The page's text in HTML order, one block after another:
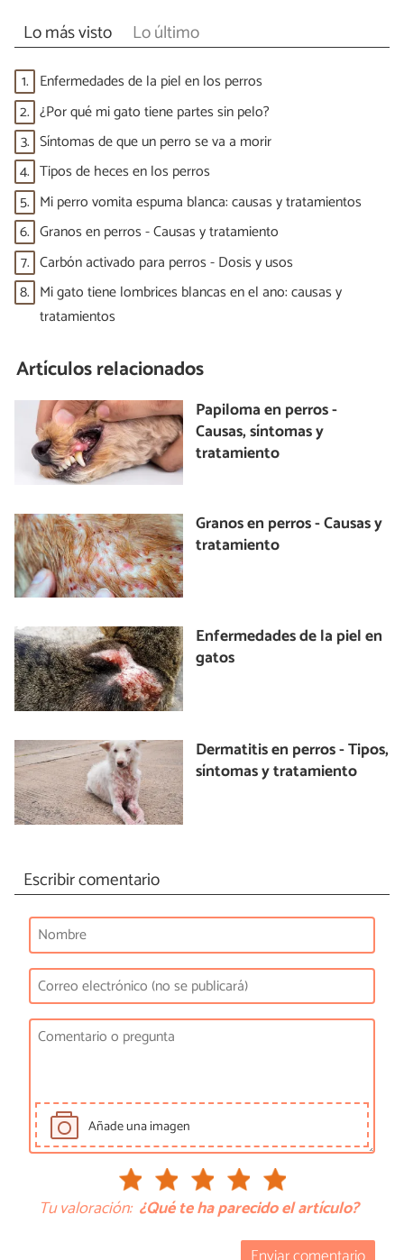
Lo más visto Lo último
1. Enfermedades de la piel en los perros
2. ¿Por qué mi gato tiene partes sin pelo?
3. Síntomas de que un perro se va a morir
4. Tipos de heces en los perros
5. Mi perro vomita espuma blanca: causas y tratamientos
6. Granos en perros - Causas y tratamiento
7. Carbón activado para perros - Dosis y usos
8. Mi gato tiene lombrices blancas en el ano: causas y
tratamientos
Artículos relacionados
Papiloma en perros -
Causas, síntomas y
tratamiento
Granos en perros - Causas y
tratamiento
Enfermedades de la piel en
gatos
Dermatitis en perros - Tipos,
síntomas y tratamiento
Escribir comentario
Añade una imagen
Tu valoración: ¿Qué te ha parecido el artículo?